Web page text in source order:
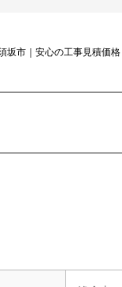
坂市｜安心の工事見積価格